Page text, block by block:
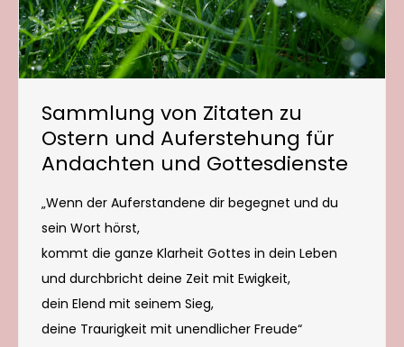
Sammlung von Zitaten zu
Ostern und Auferstehung für
Andachten und Gottesdienste
„Wenn der Auferstandene dir begegnet und du
sein Wort hörst,
kommt die ganze Klarheit Gottes in dein Leben
und durchbricht deine Zeit mit Ewigkeit,
dein Elend mit seinem Sieg,
deine Traurigkeit mit unendlicher Freude“